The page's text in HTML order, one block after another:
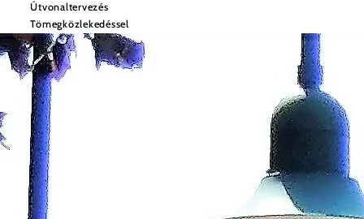
Útvonaltervezés
Tömegközlekedéssel